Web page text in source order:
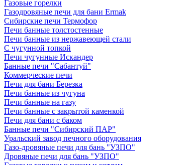
Газовые горелки
Газодровяные печи для бани Ermak
Сибирские печи Термофор
Печи банные толстостенные
Печи банные из нержавеющей стали
С чугунной топкой
Печи чугунные Искандер
Банные печи "Сабантуй"
Коммерческие печи
Печи для бани Березка
Печи банные из чугуна
Печи банные на газу
Печи банные с закрытой каменкой
Печи для бани с баком
Банные печи "Сибирский ПАР"
Уральский завод печного оборудования
Газо-дровяные печи для бань "УЗПО"
Дровяные печи для бань "УЗПО"